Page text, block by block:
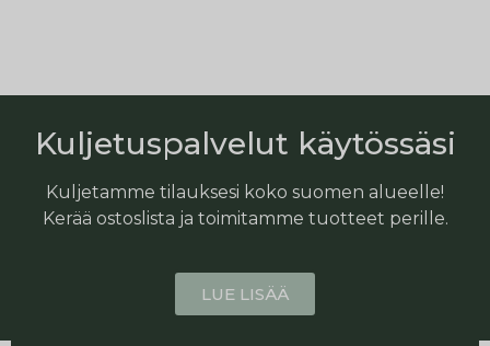
Kuljetuspalvelut käytössäsi
Kuljetamme tilauksesi koko suomen alueelle!
Kerää ostoslista ja toimitamme tuotteet perille.
LUE LISÄÄ